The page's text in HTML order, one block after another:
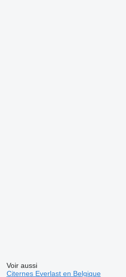
Voir aussi
Citernes Everlast en Belgique